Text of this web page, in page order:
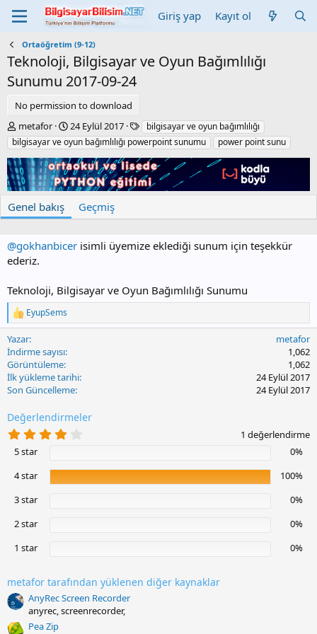
Giriş yap Kayıt ol
Ortaöğretim (9-12)
Teknoloji, Bilgisayar ve Oyun Bağımlılığı
Sunumu 2017-09-24
No permission to download
Y
a
z
a
r
metafor
C
r
e
a
t
i
n
t
24 Eylül 2017
E
t
i
k
e
t
bilgisayar ve oyun bağımlılığı
bilgisayar ve oyun bağımlılığı powerpoint sunumu
power point sunu
Genel bakış Geçmiş
@gokhanbicer isimli üyemize eklediği sunum için teşekkür
ederiz.
Teknoloji, Bilgisayar ve Oyun Bağımlılığı Sunumu
T
e
p
k
i
l
r
EyupSems
Yazar
metafor
İndirme sayısı
1,062
Görüntüleme
1,062
İlk yükleme tarihi
24 Eylül 2017
Son Güncelleme
24 Eylül 2017
Değerlendirmeler
y
ı
1 değerlendirme
5 star
0%
4 star
100%
3 star
0%
2 star
0%
1 star
0%
metafor tarafından yüklenen diğer kaynaklar
AnyRec Screen Recorder
anyrec, screenrecorder,
Pea Zip